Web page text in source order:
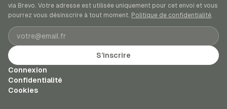
via Brevo. Votre adresse est utilisée uniquement pour cet envoi et vous
pourrez vous désinscrire à tout moment. Politique de confidentialité.
Adresse e-mail
S’inscrire
Connexion
Confidentialité
Cookies